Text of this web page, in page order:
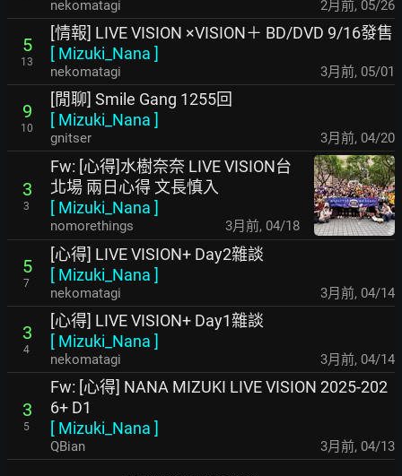
nekomatagi 2月前, 05/26
5
13
[情報] LIVE VISION ×VISION＋ BD/DVD 9/16發售
[ Mizuki_Nana ]
nekomatagi 3月前, 05/01
9
10
[閒聊] Smile Gang 1255回
[ Mizuki_Nana ]
gnitser 3月前, 04/20
3
3
Fw: [心得]水樹奈奈 LIVE VISION台
北場 兩日心得 文長慎入
[ Mizuki_Nana ]
nomorethings 3月前, 04/18
5
7
[心得] LIVE VISION+ Day2雜談
[ Mizuki_Nana ]
nekomatagi 3月前, 04/14
3
4
[心得] LIVE VISION+ Day1雜談
[ Mizuki_Nana ]
nekomatagi 3月前, 04/14
3
5
Fw: [心得] NANA MIZUKI LIVE VISION 2025-202
6+ D1
[ Mizuki_Nana ]
QBian 3月前, 04/13